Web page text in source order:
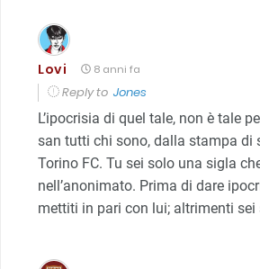
Lovi 8 anni fa
Reply to Jones
L’ipocrisia di quel tale, non è tale
san tutti chi sono, dalla stampa di
Torino FC. Tu sei solo una sigla
nell’anonimato. Prima di dare
mettiti in pari con lui; altrimenti sei